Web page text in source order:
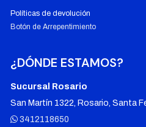
Políticas de devolución
Botón de Arrepentimiento
¿DÓNDE ESTAMOS?
Sucursal Rosario
San Martín 1322, Rosario, Santa
3412118650